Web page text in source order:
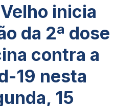
inicia
da 2ª dose
contra a
19 nesta
15